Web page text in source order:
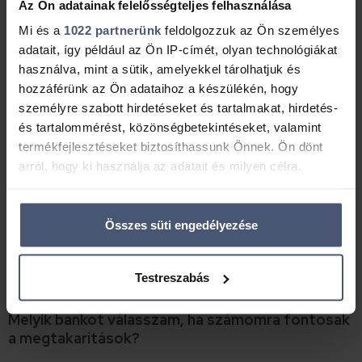
Az Ön adatainak felelősségteljes felhasználása
Mi és a 1022 partnerünk feldolgozzuk az Ön személyes
adatait, így például az Ön IP-címét, olyan technológiákat
használva, mint a sütik, amelyekkel tárolhatjuk és
hozzáférünk az Ön adataihoz a készülékén, hogy
személyre szabott hirdetéseket és tartalmakat, hirdetés-
és tartalommérést, közönségbetekintéseket, valamint
termékfejlesztéseket biztosíthassunk Önnek. Ön dönt
arról, hogy ki használja az adatait és milyen célra.
Ha engedélyezi, a következőt is meg szeretnénk tenni:
Információgyűjtés az Ön földrajzi elhelyezkedéséről
pár méteres pontossággal
tulajdonságainak (ujjlenyomat) aktív ellenőrzésével
módjairól és adja meg preferenciáit aRészletek
pontban. Bármikor módosíthatja vagy visszavonhatja a
Összes süti engedélyezése
Testreszabás
Melyik bankot válasszam, ha számomra fontosak
a megtakarítások?